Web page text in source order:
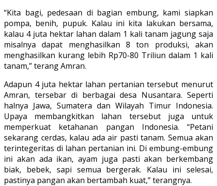
“Kita bagi, pedesaan di bagian embung, kami siapkan
pompa, benih, pupuk. Kalau ini kita lakukan bersama,
kalau 4 juta hektar lahan dalam 1 kali tanam jagung saja
misalnya dapat menghasilkan 8 ton produksi, akan
menghasilkan kurang lebih Rp70-80 Triliun dalam 1 kali
tanam,” terang Amran.
Adapun 4 juta hektar lahan pertanian tersebut menurut
Amran, tersebar di berbagai desa Nusantara. Seperti
halnya Jawa, Sumatera dan Wilayah Timur Indonesia.
Upaya membangkitkan lahan tersebut juga untuk
memperkuat ketahanan pangan Indonesia. “Petani
sekarang cerdas, kalau ada air pasti tanam. Semua akan
terintegeritas di lahan pertanian ini. Di embung-embung
ini akan ada ikan, ayam juga pasti akan berkembang
biak, bebek, sapi semua bergerak. Kalau ini selesai,
pastinya pangan akan bertambah kuat,” terangnya.